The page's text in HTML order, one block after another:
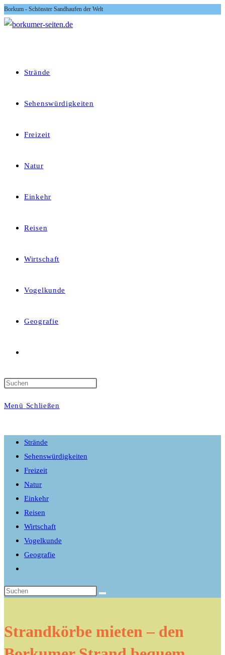
Zum
Inhalt
Borkum - Schönster Sandhaufen der Welt
Strände
Sehenswürdigkeiten
Freizeit
Natur
Einkehr
Reisen
Wirtschaft
Vogelkunde
Geografie
Suche
Menü Schließen
Strände
Sehenswürdigkeiten
Freizeit
Natur
Einkehr
Reisen
Wirtschaft
Vogelkunde
Geografie
umschalten
Strandkörbe mieten – den